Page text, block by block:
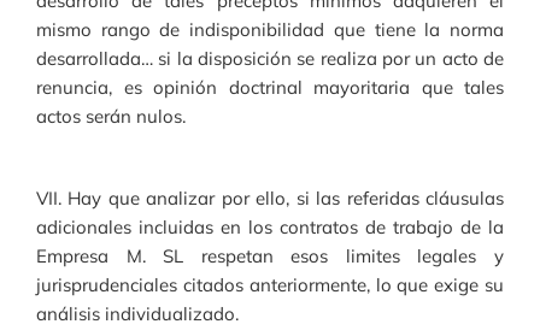
mismo rango de indisponibilidad que tiene la norma
desarrollada… si la disposición se realiza por un acto de
renuncia, es opinión doctrinal mayoritaria que tales
actos serán nulos.
VII. Hay que analizar por ello, si las referidas cláusulas
adicionales incluidas en los contratos de trabajo de la
Empresa M. SL respetan esos limites legales y
jurisprudenciales citados anteriormente, lo que exige su
análisis individualizado.